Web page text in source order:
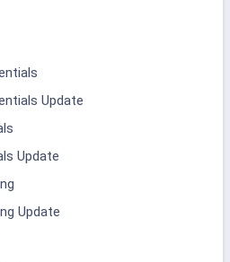
Update
Update
Update